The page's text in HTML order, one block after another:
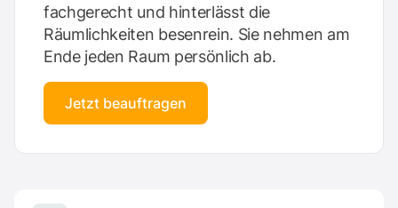
fachgerecht und hinterlässt die
Räumlichkeiten besenrein. Sie nehmen am
Ende jeden Raum persönlich ab.
Jetzt beauftragen